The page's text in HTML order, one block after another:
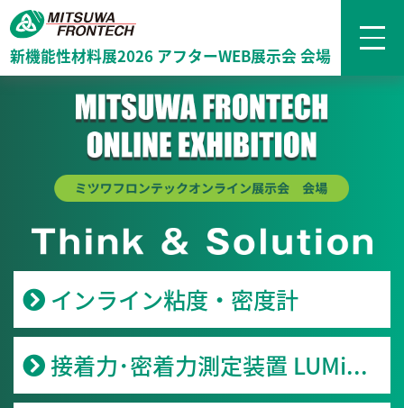
新機能性材料展2026 アフターWEB展示会 会場
インライン粘度・密度計
接着力･密着力測定装置 LUMi...